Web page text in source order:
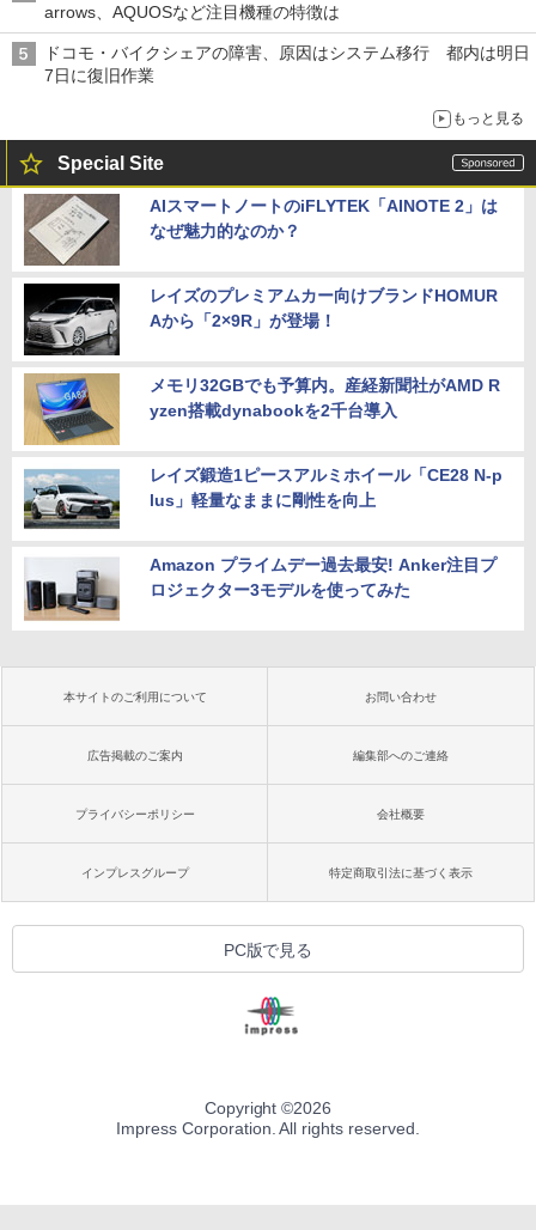
arrows、AQUOSなど注目機種の特徴は
ドコモ・バイクシェアの障害、原因はシステム移行 都内は明日
7日に復旧作業
もっと見る
Special Site
AIスマートノートのiFLYTEK「AINOTE 2」は
なぜ魅力的なのか？
レイズのプレミアムカー向けブランドHOMUR
Aから「2×9R」が登場！
メモリ32GBでも予算内。産経新聞社がAMD R
yzen搭載dynabookを2千台導入
レイズ鍛造1ピースアルミホイール「CE28 N-p
lus」軽量なままに剛性を向上
Amazon プライムデー過去最安! Anker注目プ
ロジェクター3モデルを使ってみた
本サイトのご利用について お問い合わせ
広告掲載のご案内 編集部へのご連絡
プライバシーポリシー 会社概要
インプレスグループ 特定商取引法に基づく表示
PC版で見る
Copyright ©2026
Impress Corporation. All rights reserved.